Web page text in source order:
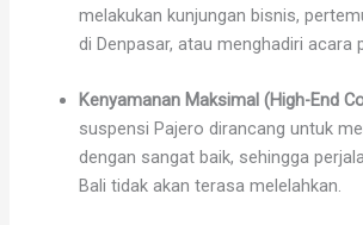
melakukan kunjungan bisnis,
di Denpasar, atau menghadiri acara
Kenyamanan Maksimal (High-End
suspensi Pajero dirancang untuk
dengan sangat baik, sehingga
Bali tidak akan terasa melelahkan.